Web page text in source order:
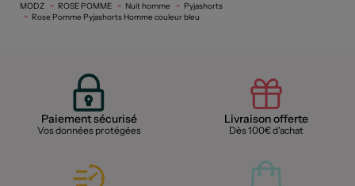
MODZ ROSE POMME Nuit homme
Pyjashorts
Rose Pomme Pyjashorts Homme couleur bleu
Paiement sécurisé
Vos données protégées
Livraison offerte
Dès 100€ d'achat